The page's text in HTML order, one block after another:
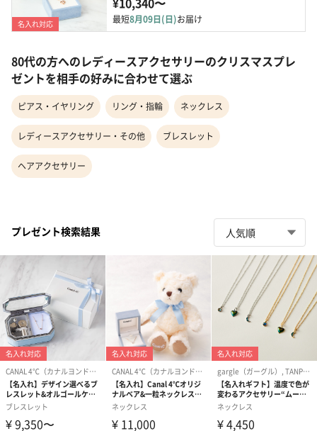
名入れ対応 最短8月09日(日)お届け
80代の方へのレディースアクセサリーのクリスマスプレ
ゼントを相手の好みに合わせて選ぶ
ピアス・イヤリング リング・指輪 ネックレス
レディースアクセサリー・その他 ブレスレット
ヘアアクセサリー
プレゼント検索結果